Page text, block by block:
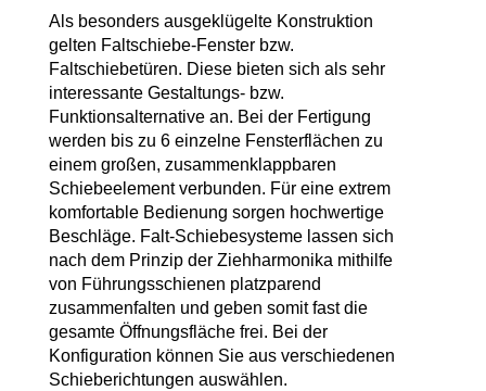
Als besonders ausgeklügelte Konstruktion
gelten Faltschiebe-Fenster bzw.
Faltschiebetüren. Diese bieten sich als sehr
interessante Gestaltungs- bzw.
Funktionsalternative an. Bei der Fertigung
werden bis zu 6 einzelne Fensterflächen zu
einem großen, zusammenklappbaren
Schiebeelement verbunden. Für eine extrem
komfortable Bedienung sorgen hochwertige
Beschläge. Falt-Schiebesysteme lassen sich
nach dem Prinzip der Ziehharmonika mithilfe
von Führungsschienen platzparend
zusammenfalten und geben somit fast die
gesamte Öffnungsfläche frei. Bei der
Konfiguration können Sie aus verschiedenen
Schieberichtungen auswählen.